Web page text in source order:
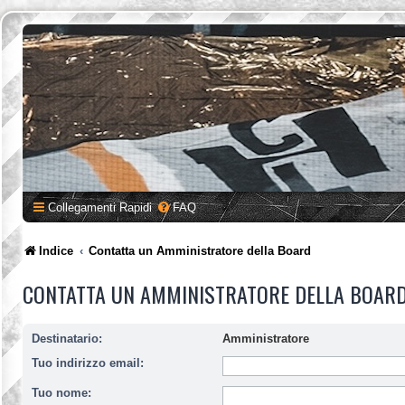
Collegamenti Rapidi FAQ
Indice Contatta un Amministratore della Board
CONTATTA UN AMMINISTRATORE DELLA
Destinatario:
Amministratore
Tuo indirizzo email:
Tuo nome: